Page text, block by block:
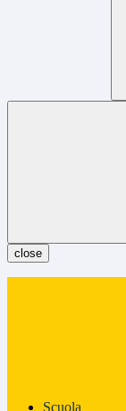
close
Scuola